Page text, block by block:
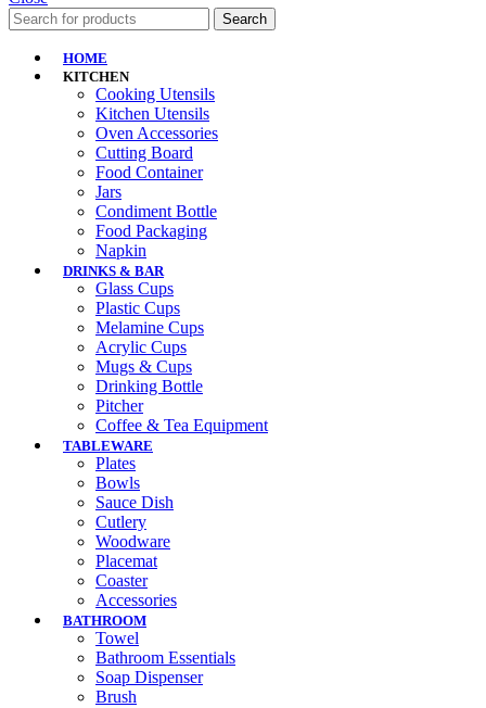
Search
HOME
KITCHEN
Cooking Utensils
Kitchen Utensils
Oven Accessories
Cutting Board
Food Container
Jars
Condiment Bottle
Food Packaging
Napkin
DRINKS & BAR
Glass Cups
Plastic Cups
Melamine Cups
Acrylic Cups
Mugs & Cups
Drinking Bottle
Pitcher
Coffee & Tea Equipment
TABLEWARE
Plates
Bowls
Sauce Dish
Cutlery
Woodware
Placemat
Coaster
Accessories
BATHROOM
Towel
Bathroom Essentials
Soap Dispenser
Brush